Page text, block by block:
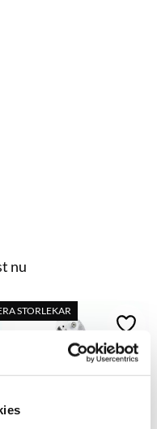
nu
STORLEKAR
Lägg